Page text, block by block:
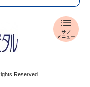
報
道
Reserved.